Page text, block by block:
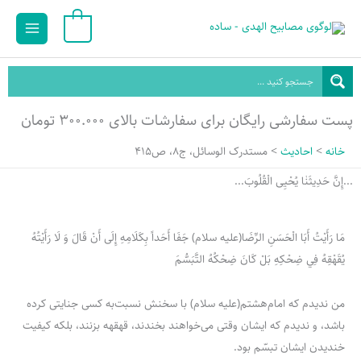
محتوا
Main
پست سفارشی رایگان برای سفارشات بالای ۳۰۰.۰۰۰ تومان
خانه احادیث
مستدرک الوسائل، ج8، ص415
...إِنَّ حَدِيثَنٰا یُحْیِی الْقُلُوبَ...
مَا رَأَيْتُ أَبَا الْحَسَنِ الرِّضَا(علیه سلام) جَفَا أَحَداً بِكَلَامِهِ إِلَى أَنْ قَالَ وَ لَا رَأَيْتُهُ
يُقَهْقِهُ فِي ضِحْكِهِ بَلْ كَانَ ضِحْكُهُ التَّبَسُّمَ
من ندیدم که امام‌هشتم(علیه سلام) با سخنش نسبت‌به كسی جنایتی كرده
باشد، و ندیدم كه ایشان وقتی می‌خواهند بخندند، قهقهه بزنند، بلكه كیفیت
خندیدن ایشان تبسّم بود.